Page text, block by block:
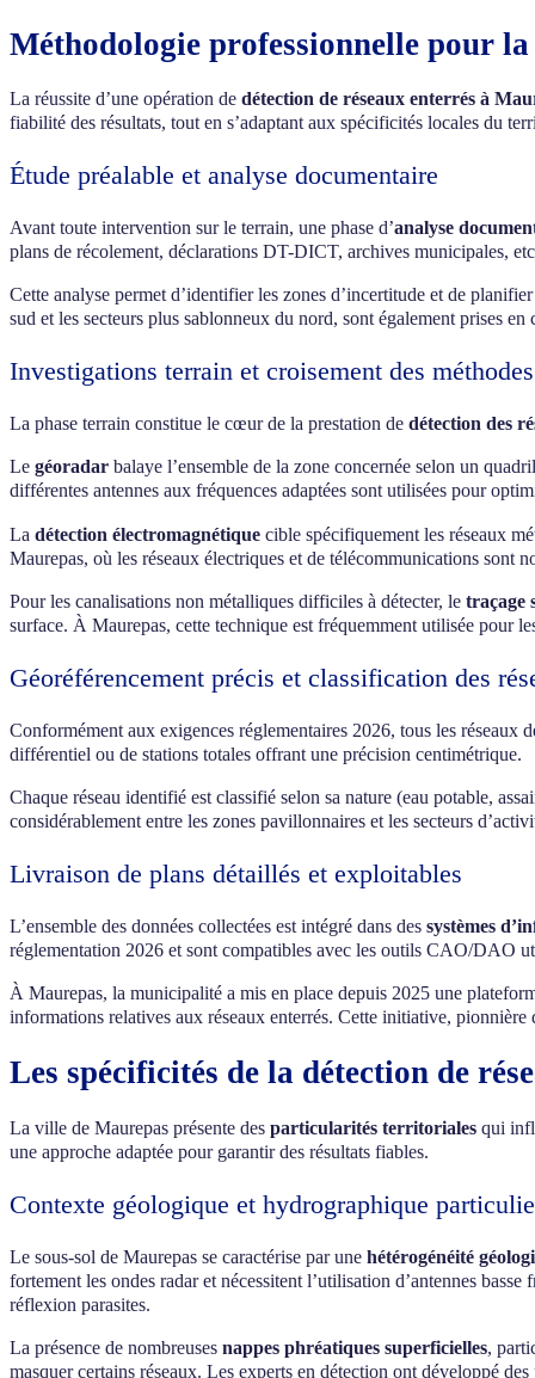
Méthodologie professionnelle pour
La réussite d’une opération de détection de réseaux enterrés à
fiabilité des résultats, tout en s’adaptant aux spécificités locales du
Étude préalable et analyse documentaire
Avant toute intervention sur le terrain, une phase d’analyse
plans de récolement, déclarations DT-DICT, archives municipales,
Cette analyse permet d’identifier les zones d’incertitude et de
sud et les secteurs plus sablonneux du nord, sont également prises
Investigations terrain et croisement des méthodes
La phase terrain constitue le cœur de la prestation de détection des
Le géoradar balaye l’ensemble de la zone concernée selon un
différentes antennes aux fréquences adaptées sont utilisées pour
La détection électromagnétique cible spécifiquement les réseaux
Maurepas, où les réseaux électriques et de télécommunications sont
Pour les canalisations non métalliques difficiles à détecter, le traçage
surface. À Maurepas, cette technique est fréquemment utilisée pour
Géoréférencement précis et classification des
Conformément aux exigences réglementaires 2026, tous les réseaux
différentiel ou de stations totales offrant une précision centimétrique.
Chaque réseau identifié est classifié selon sa nature (eau potable,
considérablement entre les zones pavillonnaires et les secteurs
Livraison de plans détaillés et exploitables
L’ensemble des données collectées est intégré dans des systèmes
réglementation 2026 et sont compatibles avec les outils CAO/DAO
À Maurepas, la municipalité a mis en place depuis 2025 une
informations relatives aux réseaux enterrés. Cette initiative,
Les spécificités de la détection de
La ville de Maurepas présente des particularités territoriales qui
une approche adaptée pour garantir des résultats fiables.
Contexte géologique et hydrographique
Le sous-sol de Maurepas se caractérise par une hétérogénéité
fortement les ondes radar et nécessitent l’utilisation d’antennes
réflexion parasites.
La présence de nombreuses nappes phréatiques superficielles,
masquer certains réseaux. Les experts en détection ont développé